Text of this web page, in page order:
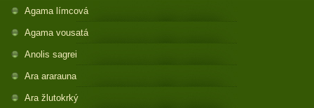
Agama límcová
Agama vousatá
Anolis sagrei
Ara ararauna
Ara žlutokrký